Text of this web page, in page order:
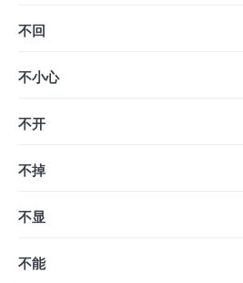
不回
不小心
不开
不掉
不显
不能